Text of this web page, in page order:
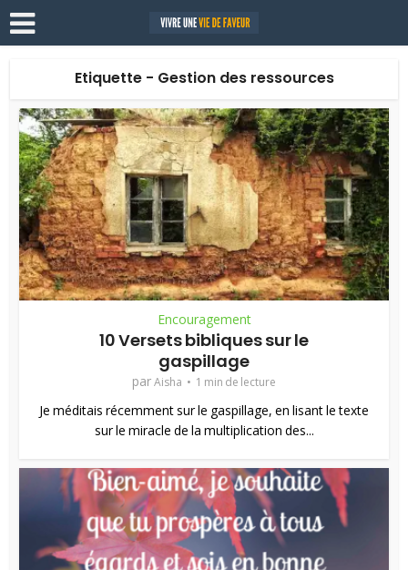
Etiquette - Gestion des ressources
Encouragement
10 Versets bibliques sur le
gaspillage
parAisha 1 min de lecture
Je méditais récemment sur le gaspillage, en lisant le texte
sur le miracle de la multiplication des...